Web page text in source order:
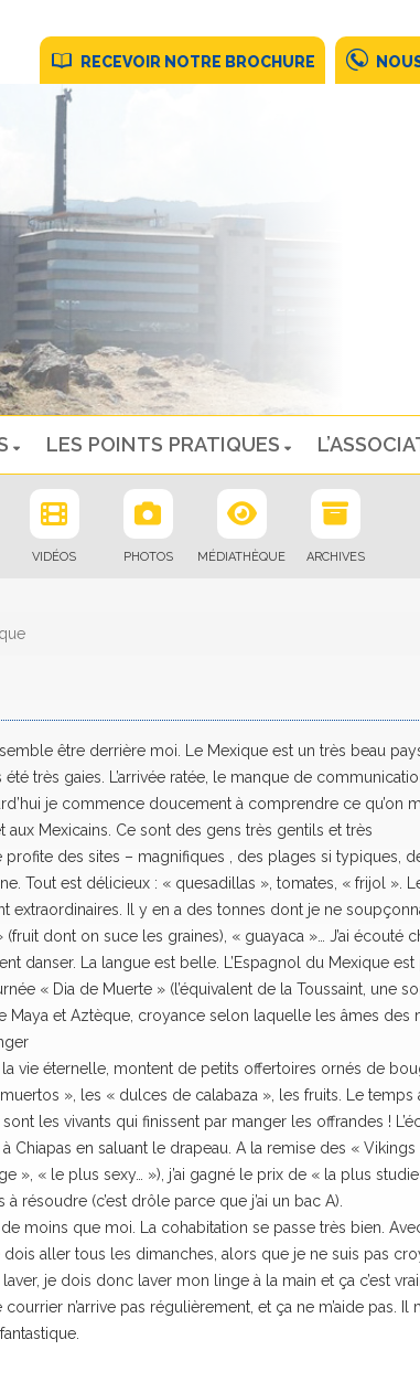
RECEVOIR NOTRE BROCHURE
LES POINTS PRATIQUES
VIDÉOS PHOTOS MÉDIATHÈQUE ARCHIVES
être derrière moi. Le Mexique est un très beau
très gaies. L’arrivée ratée, le manque de
je commence doucement à comprendre ce qu’on
aux Mexicains. Ce sont des gens très gentils et très
des sites – magnifiques , des plages si typiques,
Tout est délicieux : « quesadillas », tomates, « frijol ».
extraordinaires. Il y en a des tonnes dont je ne
dont on suce les graines), « guayaca »… J’ai écouté
danser. La langue est belle. L’Espagnol du Mexique est
« Dia de Muerte » (l’équivalent de la Toussaint, une
Maya et Aztèque, croyance selon laquelle les âmes des
vie éternelle, montent de petits offertoires ornés de
», les « dulces de calabaza », les fruits. Le temps
les vivants qui finissent par manger les offrandes !
Chiapas en saluant le drapeau. A la remise des « Vikings
« le plus sexy… »), j’ai gagné le prix de « la plus
résoudre (c’est drôle parce que j’ai un bac A).
moins que moi. La cohabitation se passe très bien.
aller tous les dimanches, alors que je ne suis pas
je dois donc laver mon linge à la main et ça c’est
n’arrive pas régulièrement, et ça ne m’aide pas. Il